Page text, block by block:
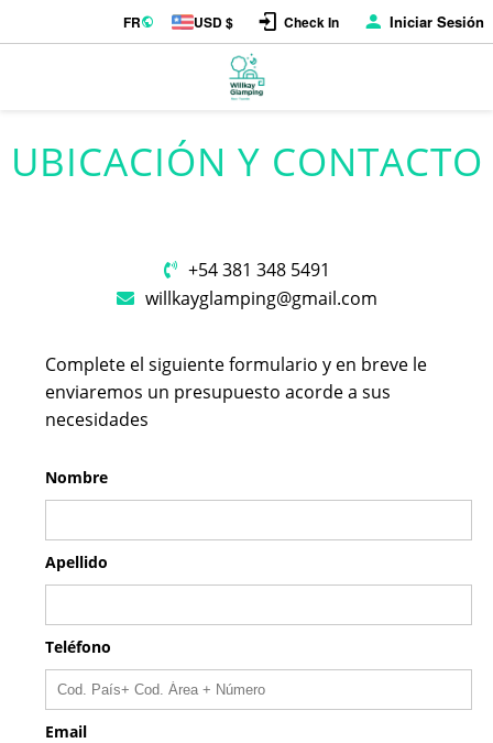
FR USD $ Check In Iniciar Sesión
UBICACIÓN Y CONTACTO
+54 381 348 5491
willkayglamping@gmail.com
Complete el siguiente formulario y en breve le
enviaremos un presupuesto acorde a sus
necesidades
Nombre
Apellido
Teléfono
Email